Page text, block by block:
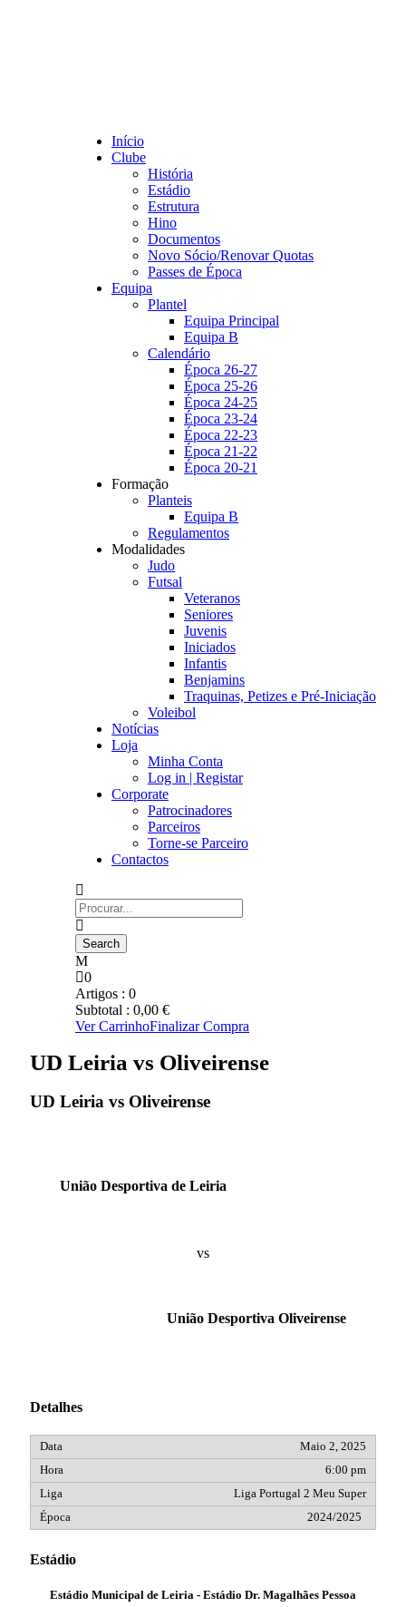
Início
Clube
História
Estádio
Estrutura
Hino
Documentos
Novo Sócio/Renovar Quotas
Passes de Época
Equipa
Plantel
Equipa Principal
Equipa B
Calendário
Época 26-27
Época 25-26
Época 24-25
Época 23-24
Época 22-23
Época 21-22
Época 20-21
Formação
Planteis
Equipa B
Regulamentos
Modalidades
Judo
Futsal
Veteranos
Seniores
Juvenis
Iniciados
Infantis
Benjamins
Traquinas, Petizes e Pré-Iniciação
Voleibol
Notícias
Loja
Minha Conta
Log in | Registar
Corporate
Patrocinadores
Parceiros
Torne-se Parceiro
Contactos
0
Artigos : 0
Subtotal : 0,00 €
Ver CarrinhoFinalizar Compra
UD Leiria vs Oliveirense
UD Leiria vs Oliveirense
União Desportiva de Leiria
vs
União Desportiva Oliveirense
Detalhes
Maio 2, 2025
6:00 pm
Liga Portugal 2 Meu Super
2024/2025
Estádio
Estádio Municipal de Leiria - Estádio Dr. Magalhães Pessoa